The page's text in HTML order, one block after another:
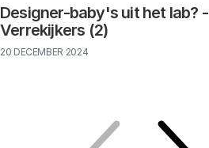
Designer-baby's uit het lab? -
Verrekijkers (2)
20 DECEMBER 2024